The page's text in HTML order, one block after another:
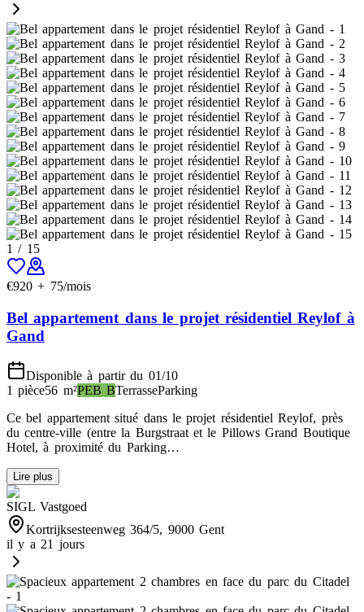
1 / 15
€920 + 75/mois
Bel appartement dans le projet résidentiel Reylof à
Gand
Disponible à partir du 01/10
1 pièce56 m²PEB BTerrasseParking
Ce bel appartement situé dans le projet résidentiel Reylof, près
du centre-ville (entre la Burgstraat et le Pillows Grand Boutique
Hotel, à proximité du Parking…
Lire plus
SIGL Vastgoed
Kortrijksesteenweg 364/5, 9000 Gent
il y a 21 jours